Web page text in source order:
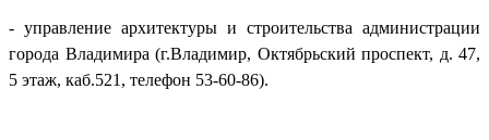
- управление архитектуры и строительства администрации
города Владимира (г.Владимир, Октябрьский проспект, д. 47,
5 этаж, каб.521, телефон 53-60-86).